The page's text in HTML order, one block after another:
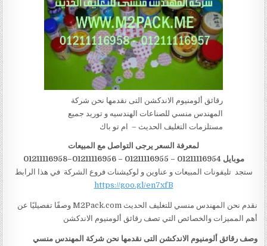
رقائق ألومنيوم الاندكشن التى نقدمها نحن شركة
المهندس منسي للصناعات الهندسيه و توريد جميع
مستلزمات التغليف الحديث – ام تو باك
لمعرفة السعر يرجى التواصل مع المبيعات
موبايل 01211116954 – 01211116955 – 01211116956–01211116958
ستجد تليفونات المبيعات و عناوين و لوكيشنات فروع الشركة في هذا الرابط
https://goo.gl/en7xfB
نقدم نحن المهندس منسي للتغليف الحديث M2Pack.com وصفًا تفصيليًا عن
أهم المميزات والخصائص التي تصف رقائق ألومنيوم الاندكشن
وصفرقائق ألومنيوم الاندكشن التى نقدمها نحن شركة المهندس منسي